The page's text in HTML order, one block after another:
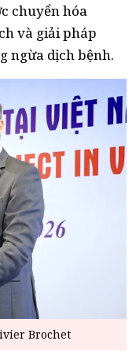
chuyển hóa
và giải pháp
ngừa dịch bệnh.
Brochet